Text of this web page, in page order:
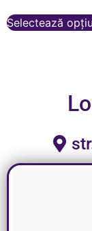
Selectează